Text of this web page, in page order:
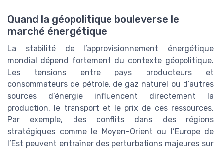
Quand la géopolitique bouleverse le
marché énergétique
La stabilité de l’approvisionnement énergétique
mondial dépend fortement du contexte géopolitique.
Les tensions entre pays producteurs et
consommateurs de pétrole, de gaz naturel ou d’autres
sources d’énergie influencent directement la
production, le transport et le prix de ces ressources.
Par exemple, des conflits dans des régions
stratégiques comme le Moyen-Orient ou l’Europe de
l’Est peuvent entraîner des perturbations majeures sur